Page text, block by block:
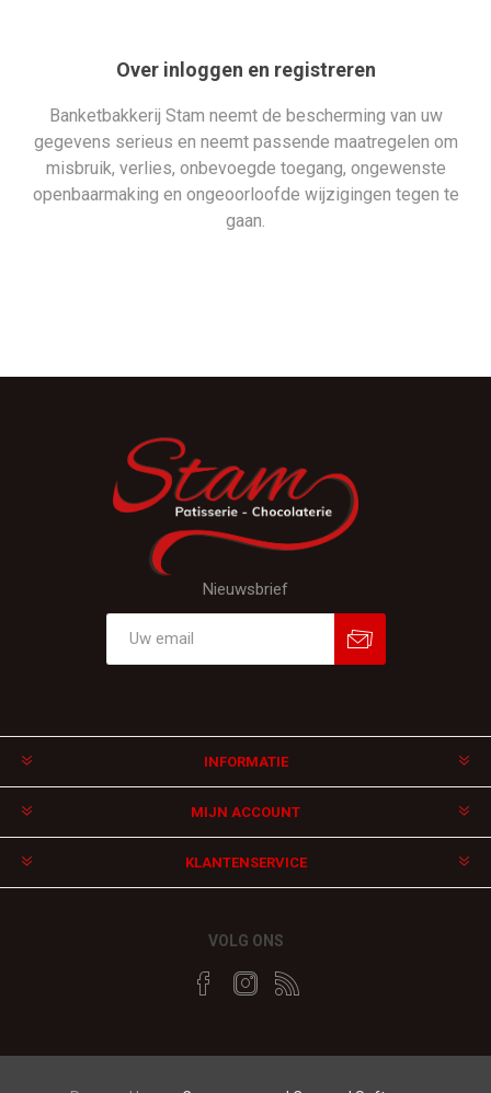
Over inloggen en registreren
Banketbakkerij Stam neemt de bescherming van uw
gegevens serieus en neemt passende maatregelen om
misbruik, verlies, onbevoegde toegang, ongewenste
openbaarmaking en ongeoorloofde wijzigingen tegen te
gaan.
Nieuwsbrief
INFORMATIE
MIJN ACCOUNT
KLANTENSERVICE
VOLG ONS